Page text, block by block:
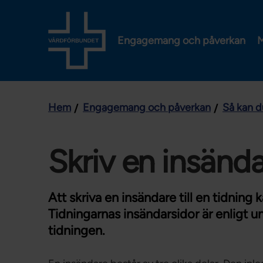
Engagemang och påverkan
Hem Engagemang och påverkan Så kan
Skriv en
Att skriva en insändare till en tidning
Tidningarnas insändarsidor är enligt
tidningen.